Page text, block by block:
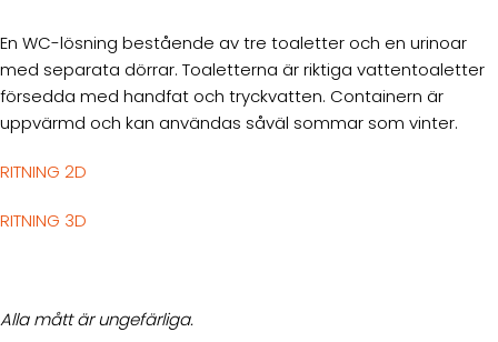
En WC-lösning bestående av tre toaletter och en urinoar
med separata dörrar. Toaletterna är riktiga vattentoaletter
försedda med handfat och tryckvatten. Containern är
uppvärmd och kan användas såväl sommar som vinter.
RITNING 2D
RITNING 3D
Alla mått är ungefärliga.